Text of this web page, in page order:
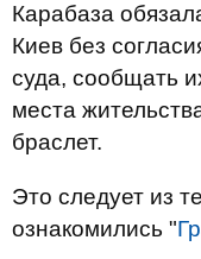
Карабаза
Киев без
суда, сообщать
места
браслет.
Это следует из
ознакомились "